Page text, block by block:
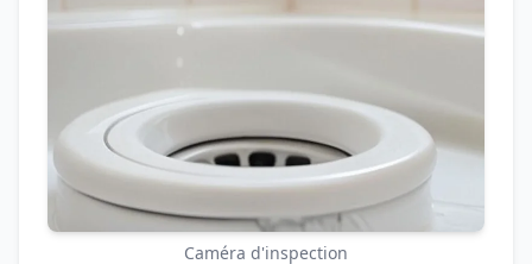
Caméra d'inspection